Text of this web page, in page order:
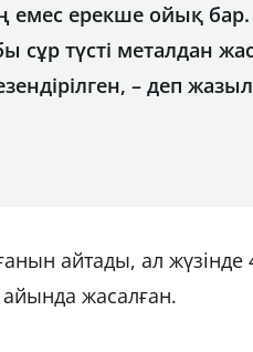
ерекше ойық бар.
сұр түсті металдан
– деп
айтады, ал жүзінде
жасалған.